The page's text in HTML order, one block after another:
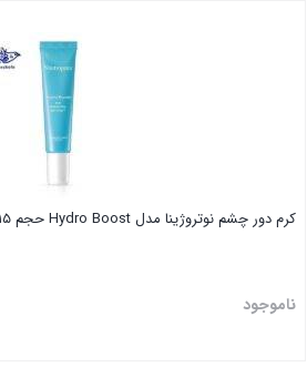
کرم دور چشم نوتروژینا مدل Hydro Boost حجم ۱۵ میلی لیتر
ناموجود